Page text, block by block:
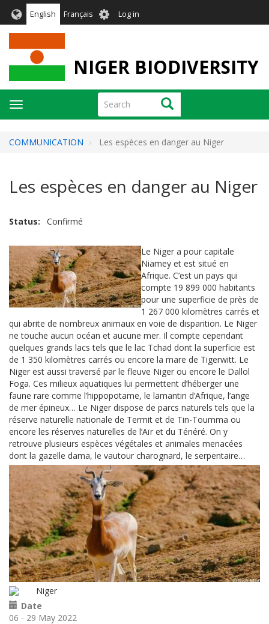
English Français User
account
Log in
NIGER BIODIVERSITY
Search Search
Toggle
navigation
COMMUNICATION Les espèces en danger au Niger
Les espèces en danger au Niger
Status Confirmé
Le Niger a pour capitale
Niamey et est situé en
Afrique. C’est un pays qui
compte 19 899 000 habitants
pour une superficie de près de
1 267 000 kilomètres carrés et
qui abrite de nombreux animaux en voie de disparition. Le Niger
ne touche aucun océan et aucune mer. Il compte cependant
quelques grands lacs tels que le lac Tchad dont la superficie est
de 1 350 kilomètres carrés ou encore la mare de Tigerwitt. Le
Niger est aussi traversé par le fleuve Niger ou encore le Dallol
Foga. Ces milieux aquatiques lui permettent d’héberger une
faune rare comme l’hippopotame, le lamantin d’Afrique, l’ange
de mer épineux… Le Niger dispose de parcs naturels tels que la
réserve naturelle nationale de Termit et de Tin-Toumma ou
encore les réserves naturelles de l’Aïr et du Ténéré. On y
retrouve plusieurs espèces végétales et animales menacées
dont la gazelle dama, le vautour charognard, le serpentaire…
Niger
Date
06 - 29 May 2022